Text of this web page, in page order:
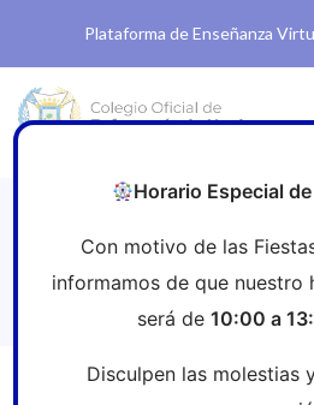
Plataforma de Enseñanza
tratar a las mujeres
abuso de sustancias
Una
Horario Especial
Con motivo de las
informamos de que nuestro
será de 10:00 a
Disculpen las molestias